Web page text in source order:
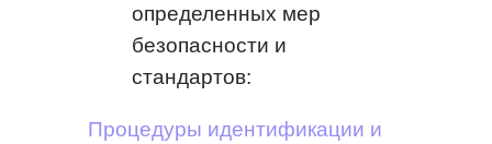
определенных мер
безопасности и
стандартов:
Процедуры идентификации и